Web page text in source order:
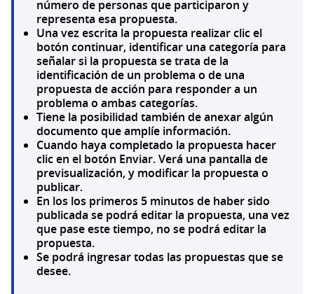
número de personas que participaron y
representa esa propuesta.
Una vez escrita la propuesta realizar clic el
botón continuar, identificar una categoría para
señalar si la propuesta se trata de la
identificación de un problema o de una
propuesta de acción para responder a un
problema o ambas categorías.
Tiene la posibilidad también de anexar algún
documento que amplíe información.
Cuando haya completado la propuesta hacer
clic en el botón Enviar. Verá una pantalla de
previsualización, y modificar la propuesta o
publicar.
En los los primeros 5 minutos de haber sido
publicada se podrá editar la propuesta, una vez
que pase este tiempo, no se podrá editar la
propuesta.
Se podrá ingresar todas las propuestas que se
desee.